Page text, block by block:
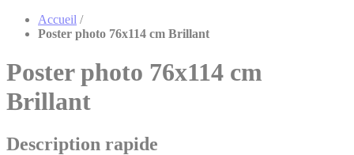
Accueil /
Poster photo 76x114 cm Brillant
Poster photo 76x114 cm
Brillant
Description rapide